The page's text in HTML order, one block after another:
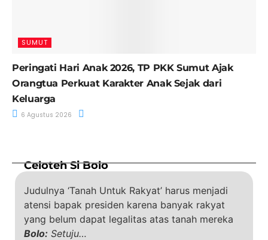
SUMUT
Peringati Hari Anak 2026, TP PKK Sumut Ajak
Orangtua Perkuat Karakter Anak Sejak dari
Keluarga
6 Agustus 2026
Celoteh Si Bolo
Judulnya ‘Tanah Untuk Rakyat’ harus menjadi
atensi bapak presiden karena banyak rakyat
yang belum dapat legalitas atas tanah mereka
Bolo: Setuju…